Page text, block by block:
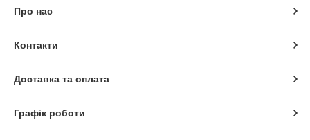
Про нас
Контакти
Доставка та оплата
Графік роботи